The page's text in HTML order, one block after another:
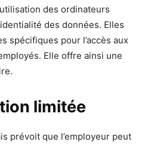
des ordinateurs
des données. Elles
spécifiques pour l’accès aux
Elle offre ainsi une
limitée
prévoit que l’employeur peut